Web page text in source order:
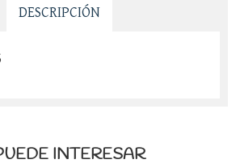
DESCRIPCIÓN
INTERESAR